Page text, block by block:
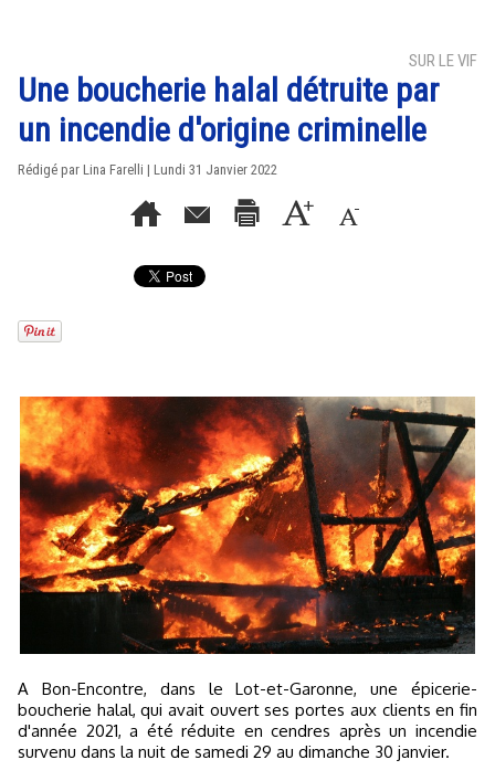
SUR LE VIF
Une boucherie halal détruite par
un incendie d'origine criminelle
Rédigé par Lina Farelli | Lundi 31 Janvier 2022
A Bon-Encontre, dans le Lot-et-Garonne, une épicerie-
boucherie halal, qui avait ouvert ses portes aux clients en fin
d'année 2021, a été réduite en cendres après un incendie
survenu dans la nuit de samedi 29 au dimanche 30 janvier.